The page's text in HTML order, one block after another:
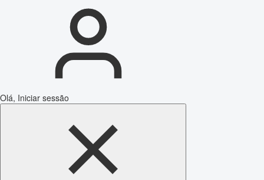
Olá, Iniciar sessão